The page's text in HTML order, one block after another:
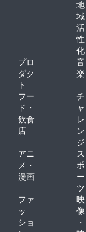
地
域
活
性
化
プロ
ダク
ト
音
楽
フー
ド・
飲食
店
チ
ャ
レ
ン
ジ
アニ
メ・
漫画
ス
ポ
ー
ツ
ファ
ッ
ショ
映
像
・